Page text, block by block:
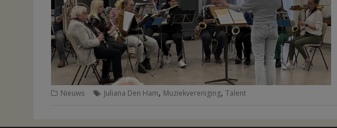
Nieuws Juliana Den Ham, Muziekvereniging, Talent